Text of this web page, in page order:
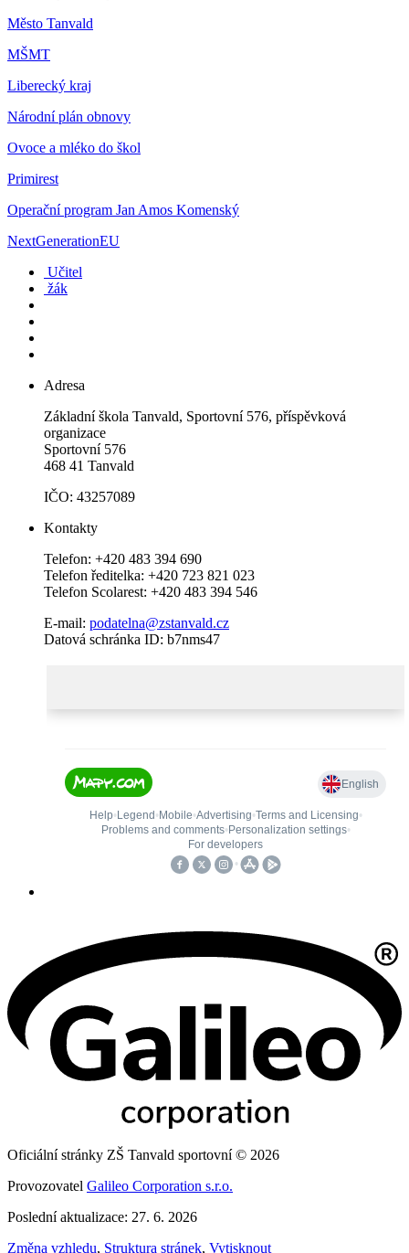
Město Tanvald
MŠMT
Liberecký kraj
Národní plán obnovy
Ovoce a mléko do škol
Primirest
Operační program Jan Amos Komenský
NextGenerationEU
Učitel
žák
Adresa
Základní škola Tanvald, Sportovní 576, příspěvková
organizace
Sportovní 576
468 41 Tanvald
IČO: 43257089
Kontakty
Telefon: +420 483 394 690
Telefon ředitelka: +420 723 821 023
Telefon Scolarest: +420 483 394 546
E-mail: podatelna@zstanvald.cz
Datová schránka ID: b7nms47
Oficiální stránky ZŠ Tanvald sportovní © 2026
Provozovatel Galileo Corporation s.r.o.
Poslední aktualizace: 27. 6. 2026
Změna vzhledu, Struktura stránek, Vytisknout